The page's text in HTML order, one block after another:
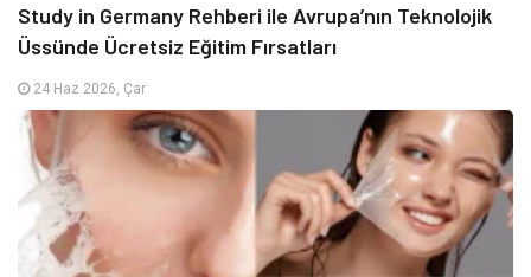
Study in Germany Rehberi ile Avrupa’nın Teknolojik
Üssünde Ücretsiz Eğitim Fırsatları
24 Haz 2026, Çar